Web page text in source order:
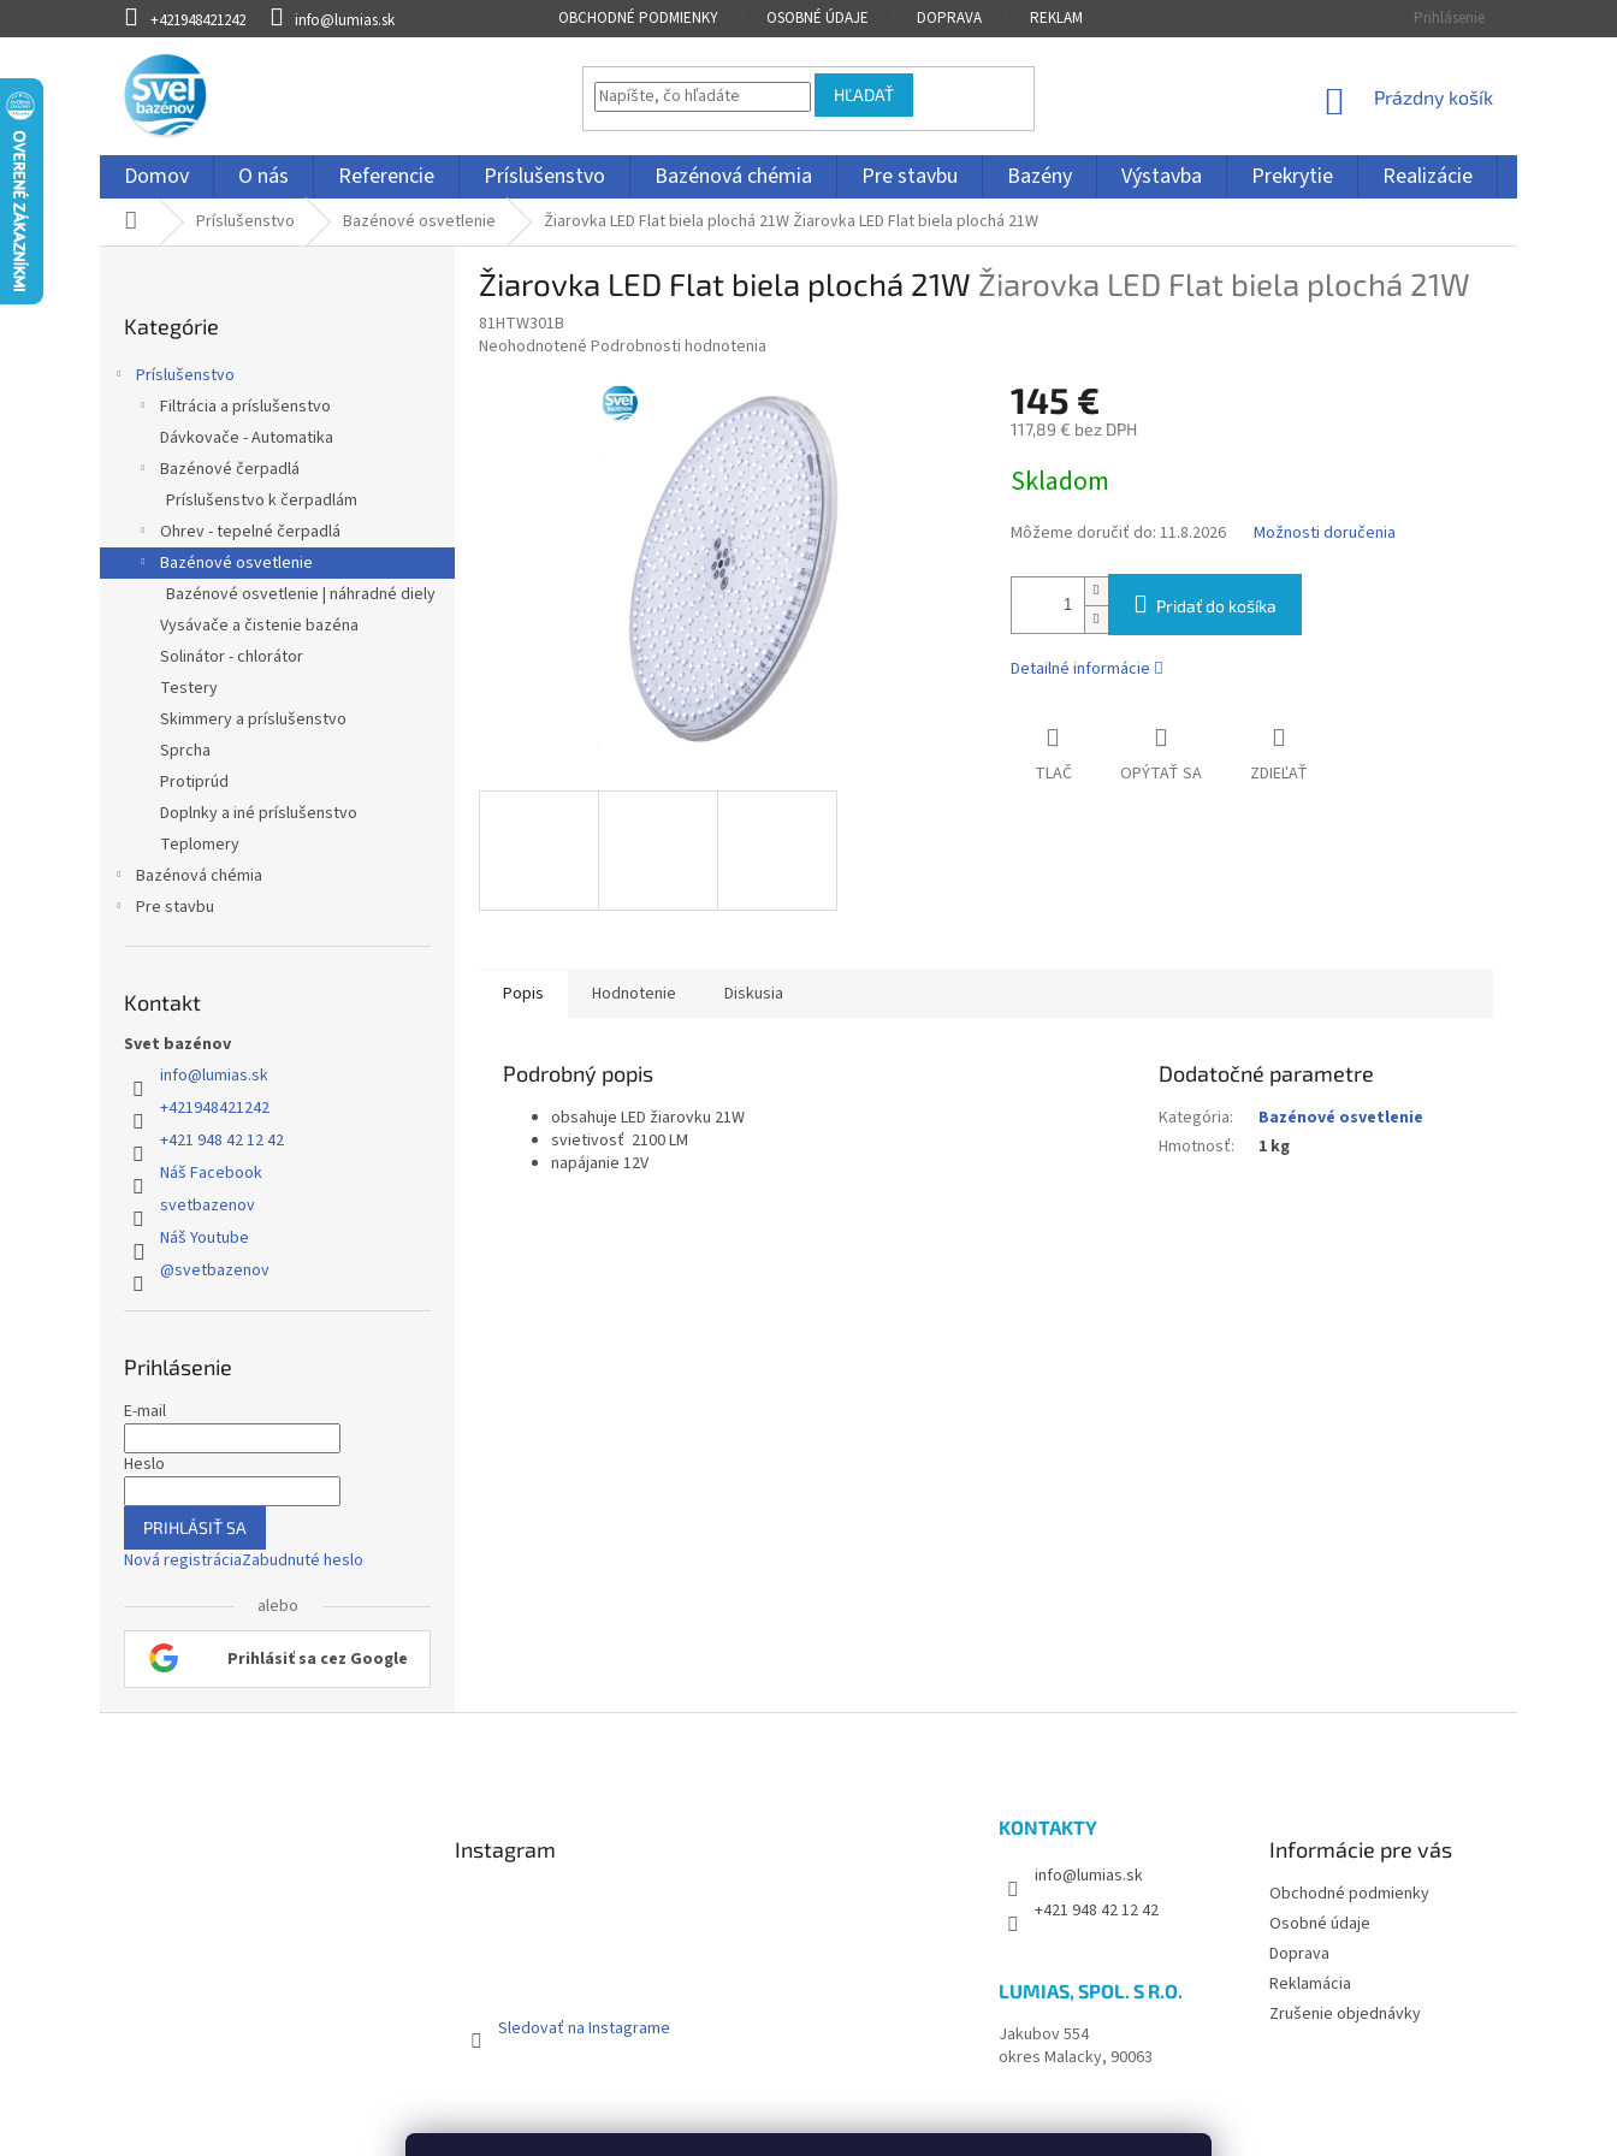
na
+421948421242 info@lumias.sk OBCHODNÉ PODMIENKY OSOBNÉ ÚDAJE DOPRAVA REKLAMÁCIA Prihlásenie
HĽADAŤ
NÁKUPNÝ
Prázdny košík
Domov O nás Referencie Príslušenstvo Bazénová chémia Pre stavbu Bazény Výstavba Prekrytie Realizácie
DomovPríslušenstvo Bazénové osvetlenie Žiarovka LED Flat biela plochá 21W Žiarovka LED Flat biela plochá 21W
kategórie
Kategórie
Príslušenstvo
Filtrácia a príslušenstvo
Dávkovače - Automatika
Bazénové čerpadlá
Príslušenstvo k čerpadlám
Ohrev - tepelné čerpadlá
Bazénové osvetlenie
Bazénové osvetlenie | náhradné diely
Vysávače a čistenie bazéna
Solinátor - chlorátor
Testery
Skimmery a príslušenstvo
Sprcha
Protiprúd
Doplnky a iné príslušenstvo
Teplomery
Bazénová chémia
Pre stavbu
Kontakt
Svet bazénov
info@lumias.sk
+421948421242
+421 948 42 12 42
Náš Facebook
svetbazenov
Náš Youtube
@svetbazenov
Prihlásenie
E-mail
Heslo
PRIHLÁSIŤ SA
Nová registráciaZabudnuté heslo
alebo
Prihlásiť sa cez Google
Žiarovka LED Flat biela plochá 21W Žiarovka LED Flat biela plochá 21W
81HTW301B
Priemerné
Neohodnotené Podrobnosti hodnotenia
145 €
117,89 € bez DPH
cena:
Skladom
Môžeme doručiť do: 11.8.2026 Možnosti doručenia
Pridať do košíka
Detailné informácie
TLAČ OPÝTAŤ SA ZDIEĽAŤ
Popis Hodnotenie Diskusia
Podrobný popis
obsahuje LED žiarovku 21W
svietivosť 2100 LM
napájanie 12V
Dodatočné parametre
Kategória:
Bazénové osvetlenie
Hmotnosť: 1 kg
Instagram
Sledovať na Instagrame
KONTAKTY
info@lumias.sk
+421 948 42 12 42
LUMIAS, SPOL. S R.O.
Jakubov 554
okres Malacky, 90063
Informácie pre vás
Obchodné podmienky
Osobné údaje
Doprava
Reklamácia
Zrušenie objednávky